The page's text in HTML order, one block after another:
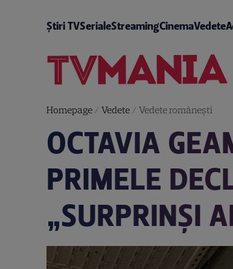
Știri TVSerialeStreamingCinemaVedete
Homepage/ Vedete/ Vedete româneşti
OCTAVIA
PRIMELE
„SURPRINȘI